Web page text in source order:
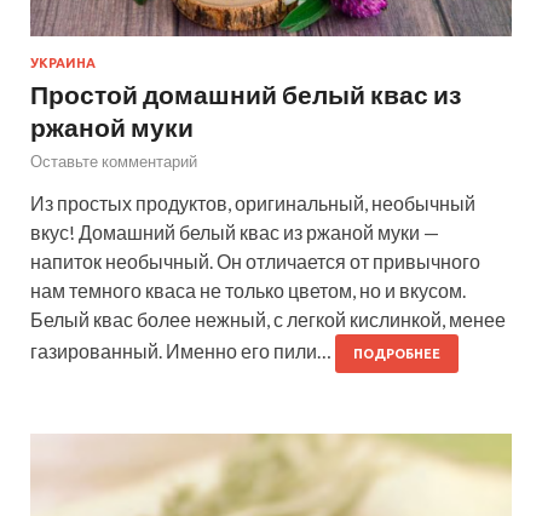
УКРАИНА
Простой домашний белый квас из
ржаной муки
Оставьте комментарий
Из простых продуктов, оригинальный, необычный
вкус! Домашний белый квас из ржаной муки —
напиток необычный. Он отличается от привычного
нам темного кваса не только цветом, но и вкусом.
Белый квас более нежный, с легкой кислинкой, менее
газированный. Именно его пили…
ПОДРОБНЕЕ